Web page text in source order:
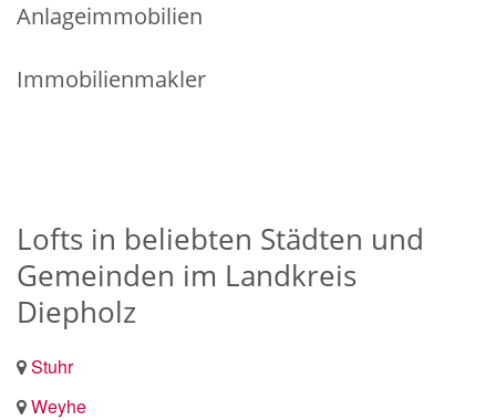
Anlageimmobilien
Immobilienmakler
Lofts in beliebten Städten und
Gemeinden im Landkreis
Diepholz
Stuhr
Weyhe